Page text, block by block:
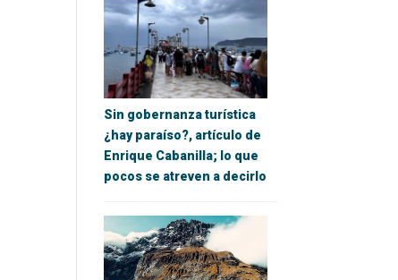
Sin gobernanza turística
¿hay paraíso?, artículo de
Enrique Cabanilla; lo que
pocos se atreven a decirlo